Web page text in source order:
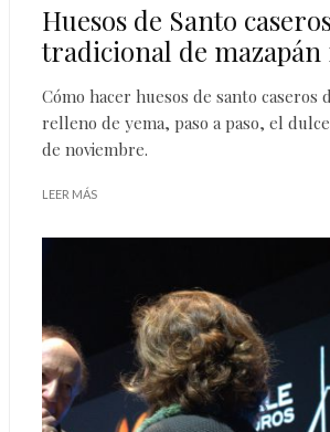
Huesos de Santo
tradicional de
Cómo hacer huesos de santo caseros
relleno de yema, paso a paso, el
de noviembre.
LEER MÁS